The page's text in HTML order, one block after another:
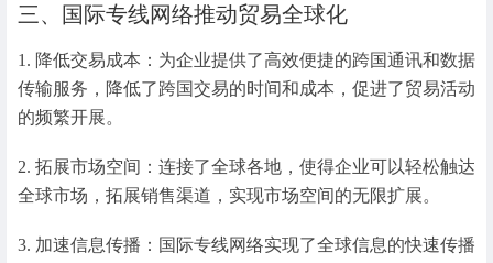
三、国际专线网络推动贸易全球化
1. 降低交易成本：为企业提供了高效便捷的跨国通讯和数据
传输服务，降低了跨国交易的时间和成本，促进了贸易活动
的频繁开展。
2. 拓展市场空间：连接了全球各地，使得企业可以轻松触达
全球市场，拓展销售渠道，实现市场空间的无限扩展。
3. 加速信息传播：国际专线网络实现了全球信息的快速传播